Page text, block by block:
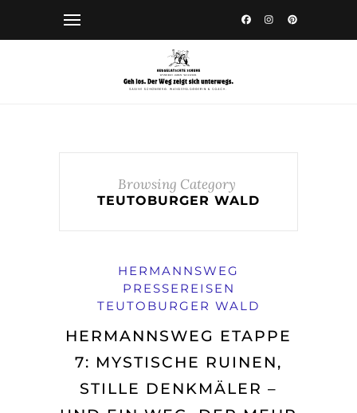
Browsing Category
TEUTOBURGER WALD
HERMANNSWEG
PRESSEREISEN
TEUTOBURGER WALD
HERMANNSWEG ETAPPE
7: MYSTISCHE RUINEN,
STILLE DENKMÄLER –